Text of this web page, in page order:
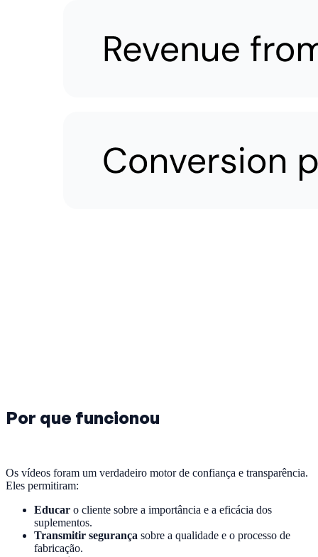
Por que funcionou
Os vídeos foram um verdadeiro motor de confiança e transparência.
Eles permitiram:
Educar o cliente sobre a importância e a eficácia dos
suplementos.
Transmitir segurança sobre a qualidade e o processo de
fabricação.